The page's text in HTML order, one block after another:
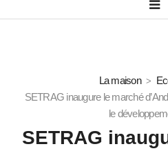
La maison
SETRAG inaugure le marché
le
SETRAG